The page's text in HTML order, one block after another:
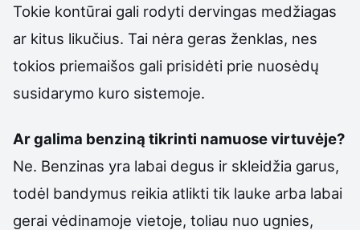
Tokie kontūrai gali rodyti dervingas medžiagas
ar kitus likučius. Tai nėra geras ženklas, nes
tokios priemaišos gali prisidėti prie nuosėdų
susidarymo kuro sistemoje.
Ar galima benziną tikrinti namuose virtuvėje?
Ne. Benzinas yra labai degus ir skleidžia garus,
todėl bandymus reikia atlikti tik lauke arba labai
gerai vėdinamoje vietoje, toliau nuo ugnies,